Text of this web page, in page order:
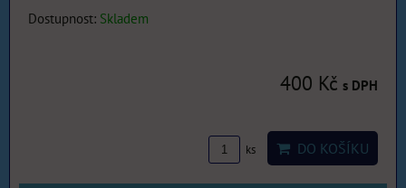
Dostupnost: Skladem
400 Kč s DPH
ks DO KOŠÍKU